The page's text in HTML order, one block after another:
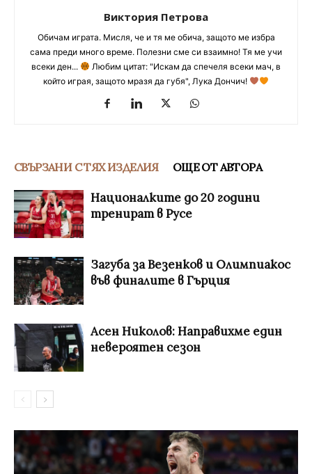
Виктория Петрова
Обичам играта. Мисля, че и тя ме обича, защото ме избра
сама преди много време. Полезни сме си взаимно! Тя ме учи
всеки ден...
Любим цитат: "Искам да спечеля всеки мач, в
който играя, защото мразя да губя", Лука Дончич!
СВЪРЗАНИ С ТЯХ ИЗДЕЛИЯ ОЩЕ ОТ АВТОРА
Националките до 20 години
тренират в Русе
Загуба за Везенков и Олимпиакос
във финалите в Гърция
Асен Николов: Направихме един
невероятен сезон